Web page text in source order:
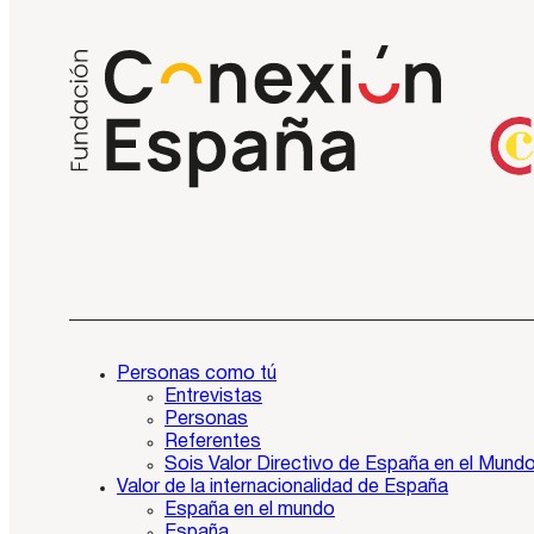
Personas como tú
Entrevistas
Personas
Referentes
Sois Valor Directivo de España en el
Valor de la internacionalidad de España
España en el mundo